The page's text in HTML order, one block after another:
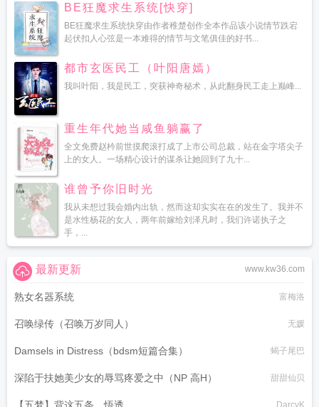
BE狂魔求生系统[快穿]
BE狂魔求生系统快穿由作者稚楚创作全本作品该小说情节跌宕
起伏扣人心弦是一本难得的情节与文笔俱佳的好书...
都市玄医民工（叶阳唐嫣）
我叫叶阳，我是民工，突获神奇秘术，从此翻身民工走上巅峰...
重生年代她当咸鱼躺赢了
全文免费赵枔前世摸爬滚打成了上市公司总裁，站在金字塔尖子
上的女人。一场精心设计的谋杀让她回到了九十...
谁曾予你旧时光
我从未想过我会婚内出轨，然而这却实实在在的发生了。我并不
是水性杨花的女人，两年前嫁给刘泽凡时，我们许诺执子之
手，...
www.kw36.com
最新更新
熟女名器系统 富梅洛
召唤绿传（召唤万岁同人） 无媛
Damsels in Distress（bdsm短篇合集） 蝎子尾巴
深陷于扶她美少女的辱骂疼爱之中（NP 高H） 甜甜仙贝
DarcyK